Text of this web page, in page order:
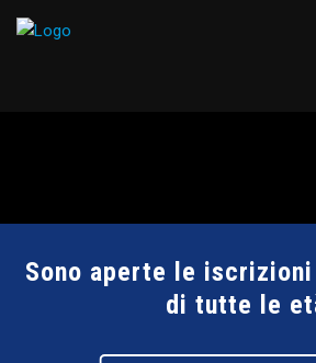
Sono aperte le
di tutte le